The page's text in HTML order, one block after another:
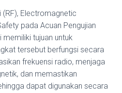
(RF), Electromagnetic
pada Acuan Pengujian
tujuan untuk
tersebut berfungsi secara
frekuensi radio, menjaga
dan memastikan
dapat digunakan secara